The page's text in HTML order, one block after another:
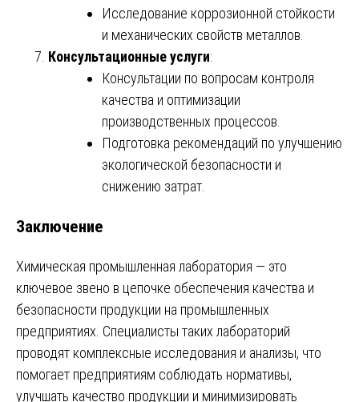
Исследование коррозионной стойкости
и механических свойств металлов.
Консультационные услуги:
Консультации по вопросам контроля
качества и оптимизации
производственных процессов.
Подготовка рекомендаций по улучшению
экологической безопасности и
снижению затрат.
Заключение
Химическая промышленная лаборатория — это
ключевое звено в цепочке обеспечения качества и
безопасности продукции на промышленных
предприятиях. Специалисты таких лабораторий
проводят комплексные исследования и анализы, что
помогает предприятиям соблюдать нормативы,
улучшать качество продукции и минимизировать